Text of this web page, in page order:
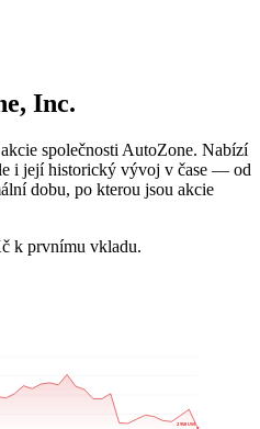
Inc.
společnosti AutoZone. Nabízí
i její historický vývoj v čase — od
dobu, po kterou jsou akcie
k prvnímu vkladu.
2 958 US$